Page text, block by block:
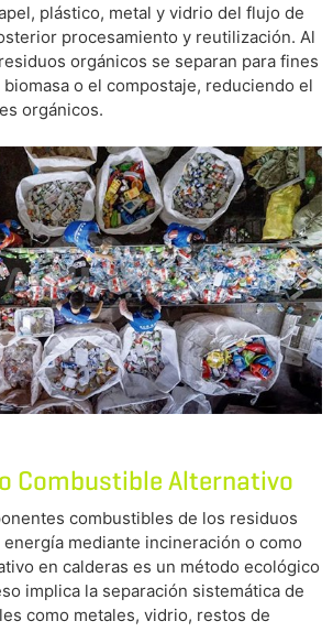
plástico, metal y vidrio del flujo de
procesamiento y reutilización. Al
orgánicos se separan para fines
o el compostaje, reduciendo el
orgánicos.
Combustible Alternativo
combustibles de los residuos
mediante incineración o como
en calderas es un método ecológico
implica la separación sistemática de
como metales, vidrio, restos de